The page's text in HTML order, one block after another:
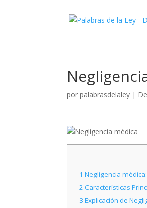
porpalabrasdelaley |
1 Negligencia
2 Características
3 Explicación de